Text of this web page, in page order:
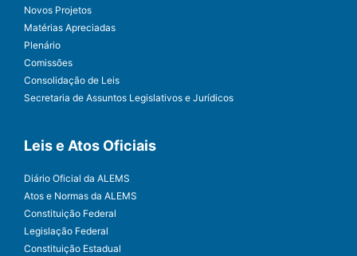
Novos Projetos
Matérias Apreciadas
Plenário
Comissões
Consolidação de Leis
Secretaria de Assuntos Legislativos e Jurídicos
Leis e Atos Oficiais
Diário Oficial da ALEMS
Atos e Normas da ALEMS
Constituição Federal
Legislação Federal
Constituição Estadual